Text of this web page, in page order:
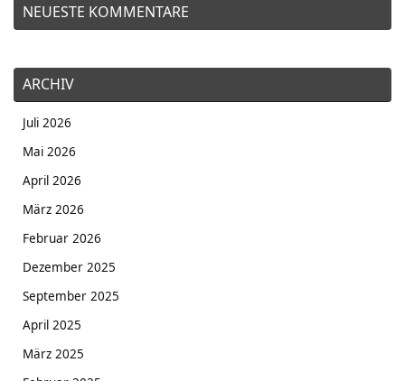
NEUESTE KOMMENTARE
ARCHIV
Juli 2026
Mai 2026
April 2026
März 2026
Februar 2026
Dezember 2025
September 2025
April 2025
März 2025